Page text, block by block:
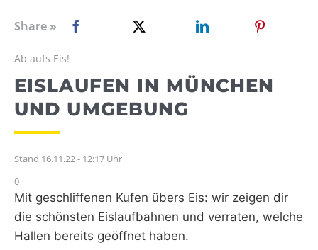
WEBRADIO
Share »
Ab aufs Eis!
EISLAUFEN IN MÜNCHEN
UND UMGEBUNG
Stand 16.11.22 - 12:17 Uhr
0
Mit geschliffenen Kufen übers Eis: wir zeigen dir
die schönsten Eislaufbahnen und verraten, welche
Hallen bereits geöffnet haben.